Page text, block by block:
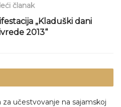
članak
„Kladuški dani
2013“
učestvovanje na sajamskoj